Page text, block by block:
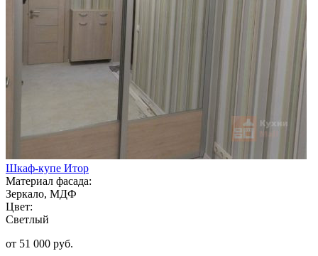
Шкаф-купе Итор
Материал фасада:
Зеркало, МДФ
Цвет:
Светлый
от 51 000 руб.